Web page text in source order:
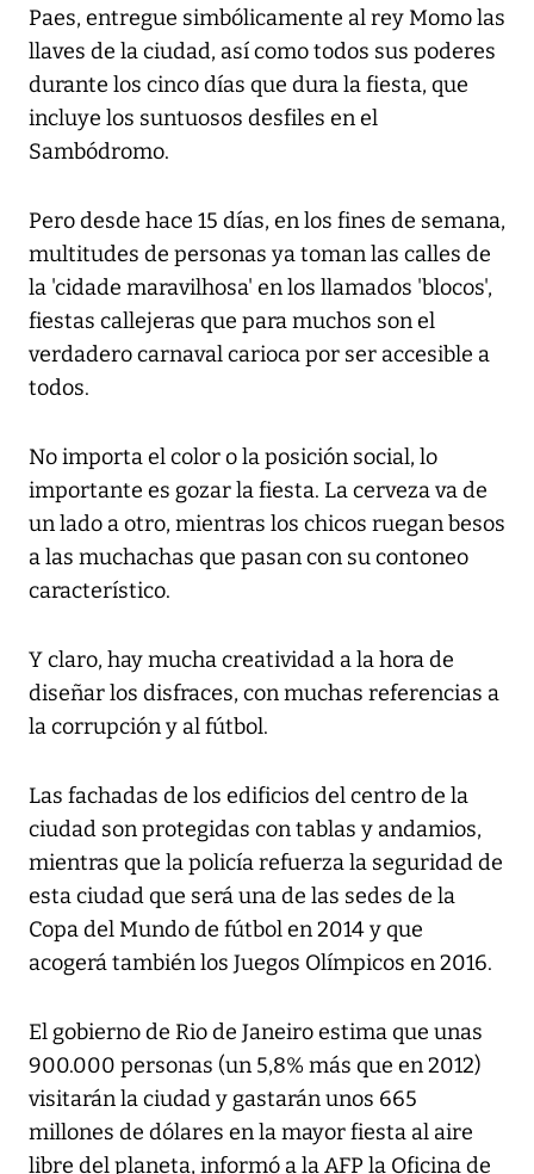
Paes, entregue simbólicamente al rey Momo las
llaves de la ciudad, así como todos sus poderes
durante los cinco días que dura la fiesta, que
incluye los suntuosos desfiles en el
Sambódromo.
Pero desde hace 15 días, en los fines de semana,
multitudes de personas ya toman las calles de
la 'cidade maravilhosa' en los llamados 'blocos',
fiestas callejeras que para muchos son el
verdadero carnaval carioca por ser accesible a
todos.
No importa el color o la posición social, lo
importante es gozar la fiesta. La cerveza va de
un lado a otro, mientras los chicos ruegan besos
a las muchachas que pasan con su contoneo
característico.
Y claro, hay mucha creatividad a la hora de
diseñar los disfraces, con muchas referencias a
la corrupción y al fútbol.
Las fachadas de los edificios del centro de la
ciudad son protegidas con tablas y andamios,
mientras que la policía refuerza la seguridad de
esta ciudad que será una de las sedes de la
Copa del Mundo de fútbol en 2014 y que
acogerá también los Juegos Olímpicos en 2016.
El gobierno de Rio de Janeiro estima que unas
900.000 personas (un 5,8% más que en 2012)
visitarán la ciudad y gastarán unos 665
millones de dólares en la mayor fiesta al aire
libre del planeta, informó a la AFP la Oficina de